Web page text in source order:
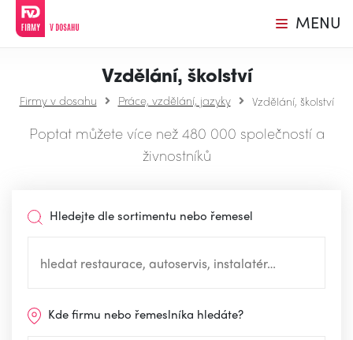
MENU
Vzdělání, školství
Firmy v dosahu Práce, vzdělání, jazyky Vzdělání, školství
Poptat můžete více než 480 000 společností a
živnostníků
Hledejte dle sortimentu nebo řemesel
Kde firmu nebo řemeslníka hledáte?